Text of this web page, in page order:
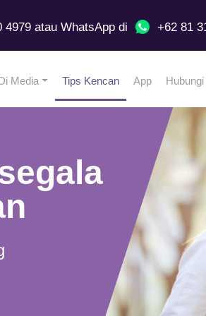
4979atau WhatsAppdi +62 81
Media Tips Kencan App